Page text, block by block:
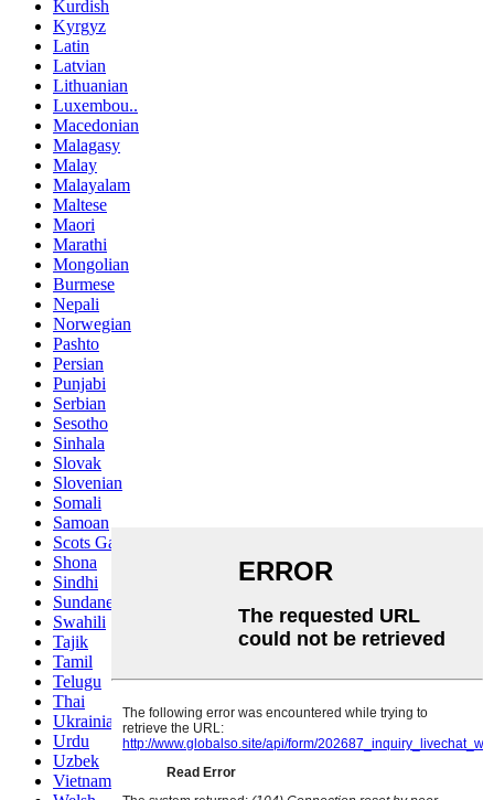
Kurdish
Kyrgyz
Latin
Latvian
Lithuanian
Luxembou..
Macedonian
Malagasy
Malay
Malayalam
Maltese
Maori
Marathi
Mongolian
Burmese
Nepali
Norwegian
Pashto
Persian
Punjabi
Serbian
Sesotho
Sinhala
Slovak
Slovenian
Somali
Samoan
Scots Gaelic
Shona
Sindhi
Sundanese
Swahili
Tajik
Tamil
Telugu
Thai
Ukrainian
Urdu
Uzbek
Vietnamese